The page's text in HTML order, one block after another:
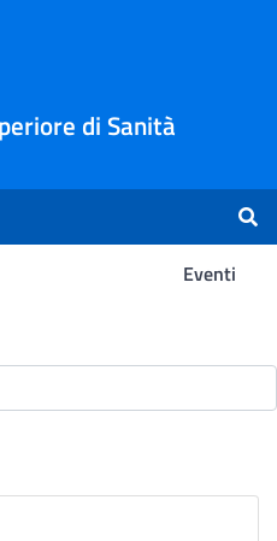
di Sanità
Eventi
-